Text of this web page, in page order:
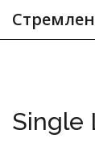
Single